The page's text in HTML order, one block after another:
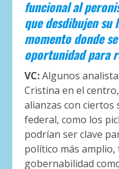
funcional al
que desdibujen
momento donde
oportunidad para
VC:Algunos
Cristina en el
alianzas con ciertos
federal, como los
podrían ser clave
político más
gobernabilidad